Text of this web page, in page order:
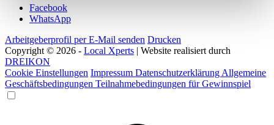
Facebook
WhatsApp
Arbeitgeberprofil per E-Mail senden Drucken
Copyright © 2026 - Local Xperts | Website realisiert durch
DREIKON
Cookie Einstellungen Impressum Datenschutzerklärung Allgemeine
Geschäftsbedingungen Teilnahmebedingungen für Gewinnspiel